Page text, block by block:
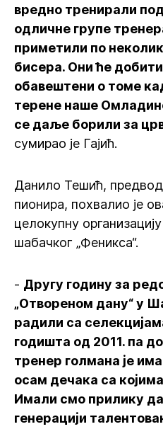
вредно тренирали
одличне групе
приметили по
бисера. Они ће
обавештени о томе
терене наше
се даље борили за
сумирао је Гајић.
Данило Тешић,
пионира, похвалио је
целокупну
шабачког „Феникса“.
- Другу годину за
„Отвореном дану“ у
радили са
годишта од 2011. па
тренер голмана је
осам дечака са
Имали смо прилику
генерацији